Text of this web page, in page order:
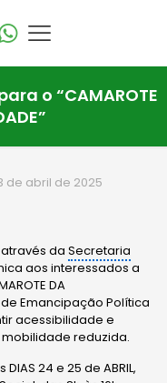
o “CAMAROTE
de abril de 2025
através daSecretaria
aos interessados a
DA
de Emancipação Política
acessibilidade e
reduzida.
24 e 25 de ABRIL,